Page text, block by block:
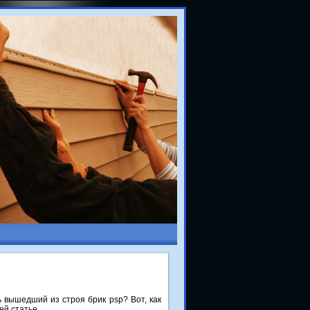
вышедший из строя брик psp? Вот, как